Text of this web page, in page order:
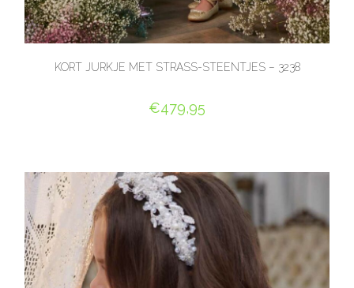
KORT JURKJE MET STRASS-STEENTJES – 3238
€479,95